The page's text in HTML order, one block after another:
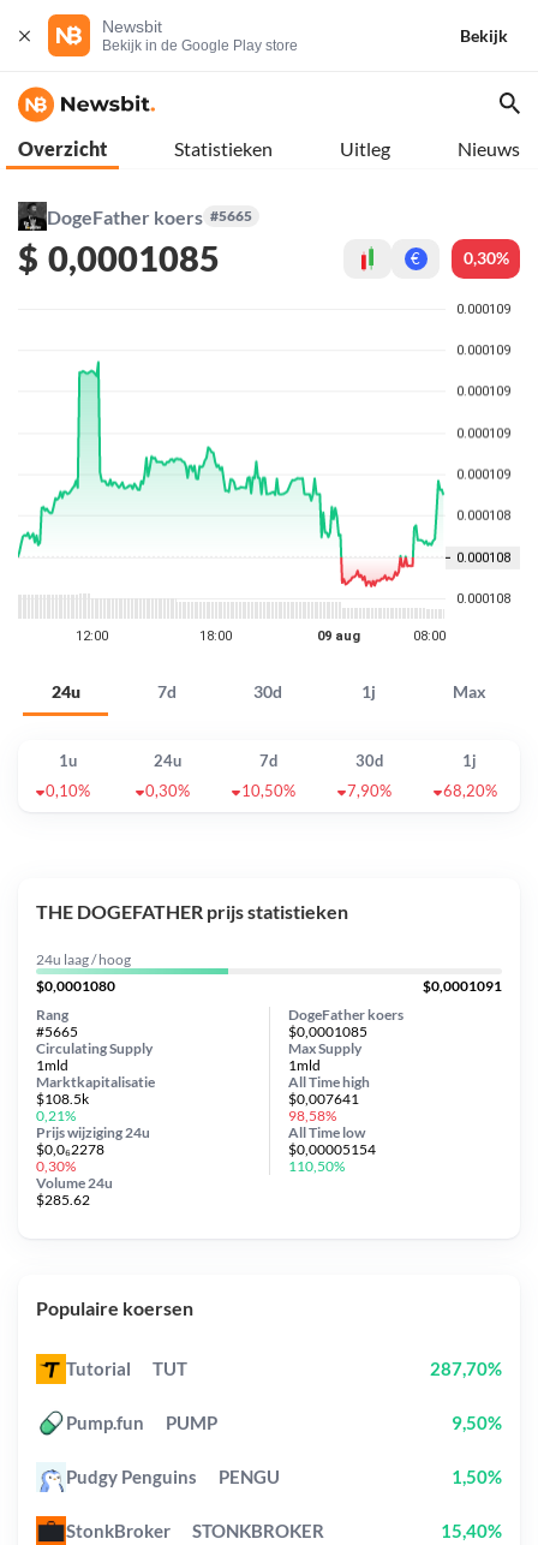
Newsbit
Bekijk in de Google Play store
Bekijk
Overzicht Statistieken Uitleg Nieuws
DogeFather koers #5665
$ 0,0001085 € 0,30%
24u 7d 30d 1j Max
1u 24u 7d 30d
1j
0,10%
0,30% 10,50% 7,90% 68,20%
THE DOGEFATHER prijs statistieken
24u laag / hoog
$0,0001080
$0,0001091
DogeFather koers
$0,0001085
Circulating Supply
1mld
Prijs wijziging 24u
$0,0₆2278
0,30%
Max Supply
1mld
Marktkapitalisatie
$108.5k
0,21%
Volume 24u
$285.62
Rang
#5665
All Timehigh
$0,007641
98,58%
All Time low
$0,00005154
110,50%
Populaire koersen
Tutorial TUT 287,70%
Pump.fun PUMP 9,50%
Pudgy Penguins PENGU 1,50%
StonkBroker STONKBROKER 15,40%